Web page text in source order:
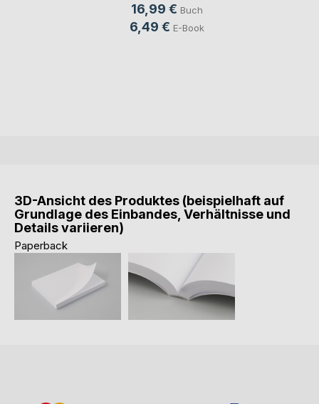
16,99 € Buch
6,49 € E-Book
3D-Ansicht des Produktes (beispielhaft auf
Grundlage des Einbandes, Verhältnisse und
Details variieren)
Paperback